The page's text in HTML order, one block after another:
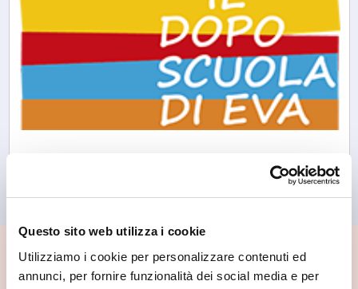
Questo sito web utilizza i cookie
Utilizziamo i cookie per personalizzare contenuti ed
annunci, per fornire funzionalità dei social media e per
📍 Cosa vedere nei dintorni